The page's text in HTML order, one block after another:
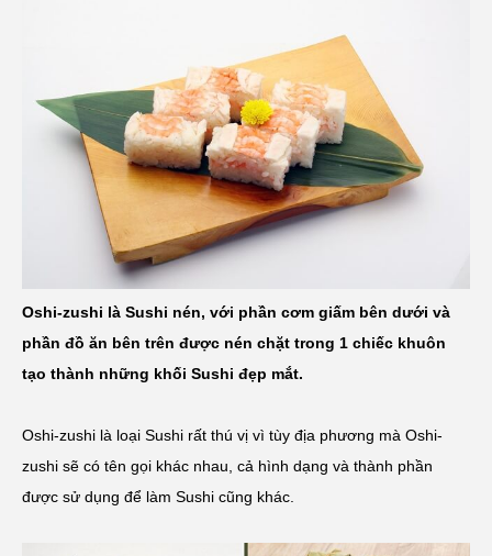
Oshi-zushi là Sushi nén, với phần cơm giấm bên dưới và
phần đồ ăn bên trên được nén chặt trong 1 chiếc khuôn
tạo thành những khối Sushi đẹp mắt.
Oshi-zushi là loại Sushi rất thú vị vì tùy địa phương mà Oshi-
zushi sẽ có tên gọi khác nhau, cả hình dạng và thành phần
được sử dụng để làm Sushi cũng khác.